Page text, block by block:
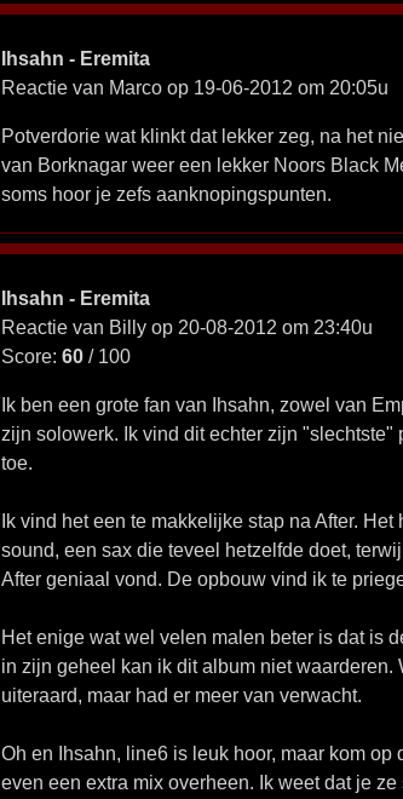
Ihsahn - Eremita
Reactie van Marco op 19-06-2012 om 20:05u
Potverdorie wat klinkt dat lekker zeg, na het
van Borknagar weer een lekker Noors Black
soms hoor je zefs aanknopingspunten.
Ihsahn - Eremita
Reactie van Billy op 20-08-2012 om 23:40u
Score: 60/ 100
Ik ben een grote fan van Ihsahn, zowel van
zijn solowerk. Ik vind dit echter zijn "slechtste"
toe.
Ik vind het een te makkelijke stap na After. Het
sound, een sax die teveel hetzelfde doet,
After geniaal vond. De opbouw vind ik te
Het enige wat wel velen malen beter is dat is
in zijn geheel kan ik dit album niet waarderen.
uiteraard, maar had er meer van verwacht.
Oh en Ihsahn, line6 is leuk hoor, maar kom op
even een extra mix overheen. Ik weet dat je ze